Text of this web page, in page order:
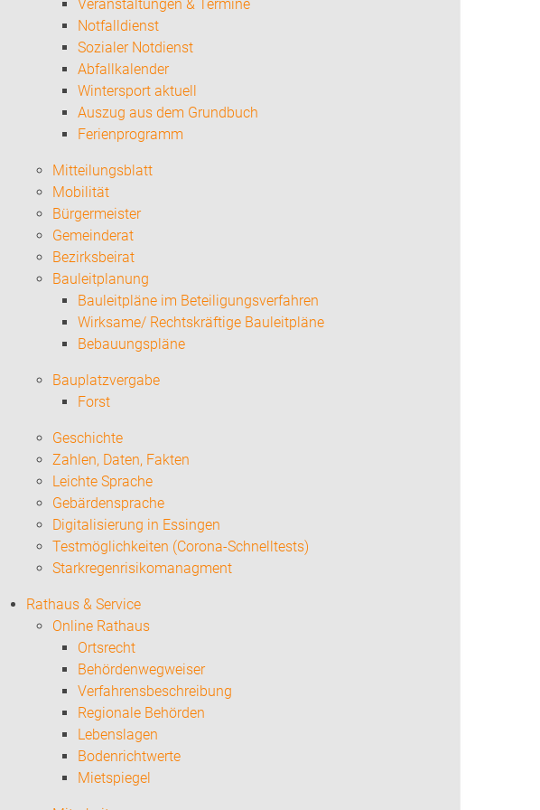
Veranstaltungen & Termine
Notfalldienst
Sozialer Notdienst
Abfallkalender
Wintersport aktuell
Auszug aus dem Grundbuch
Ferienprogramm
Mitteilungsblatt
Mobilität
Bürgermeister
Gemeinderat
Bezirksbeirat
Bauleitplanung
Bauleitpläne im Beteiligungsverfahren
Wirksame/ Rechtskräftige Bauleitpläne
Bebauungspläne
Bauplatzvergabe
Forst
Geschichte
Zahlen, Daten, Fakten
Leichte Sprache
Gebärdensprache
Digitalisierung in Essingen
Testmöglichkeiten (Corona-Schnelltests)
Starkregenrisikomanagment
Rathaus & Service
Online Rathaus
Ortsrecht
Behördenwegweiser
Verfahrensbeschreibung
Regionale Behörden
Lebenslagen
Bodenrichtwerte
Mietspiegel